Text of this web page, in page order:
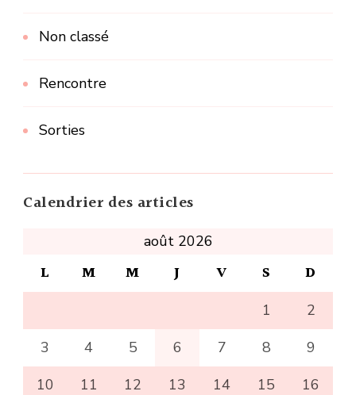
Non classé
Rencontre
Sorties
Calendrier des articles
août 2026
L M M J V S D
1
2
3
4 5 6 7 8
9
10
11 12 13 14 15
16